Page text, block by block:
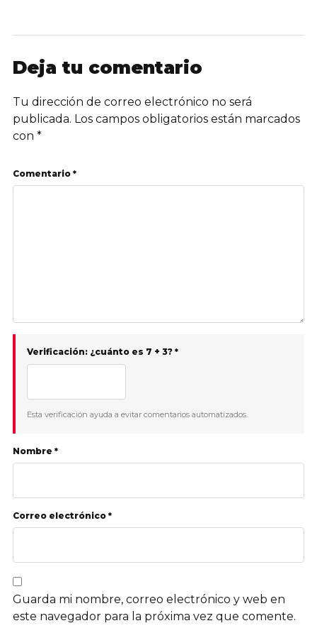
Deja tu comentario
Tu dirección de correo electrónico no será
publicada. Los campos obligatorios están marcados
con *
Comentario *
Verificación: ¿cuánto es 7 + 3? *
Esta verificación ayuda a evitar comentarios automatizados.
Nombre *
Correo electrónico *
Guarda mi nombre, correo electrónico y web en
este navegador para la próxima vez que comente.